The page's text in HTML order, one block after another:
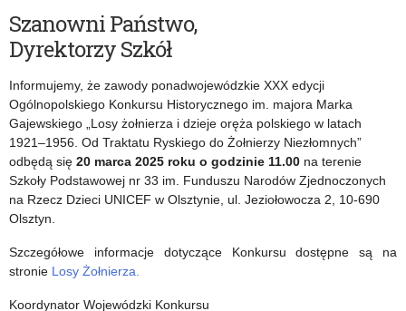
Szanowni Państwo,
Dyrektorzy Szkół
Informujemy, że zawody ponadwojewódzkie XXX edycji
Ogólnopolskiego Konkursu Historycznego im. majora Marka
Gajewskiego „Losy żołnierza i dzieje oręża polskiego w latach
1921–1956. Od Traktatu Ryskiego do Żołnierzy Niezłomnych”
odbędą się 20 marca 2025 roku o godzinie 11.00 na terenie
Szkoły Podstawowej nr 33 im. Funduszu Narodów Zjednoczonych
na Rzecz Dzieci UNICEF w Olsztynie, ul. Jeziołowocza 2, 10-690
Olsztyn.
Szczegółowe informacje dotyczące Konkursu dostępne są na
stronie Losy Żołnierza.
Koordynator Wojewódzki Konkursu